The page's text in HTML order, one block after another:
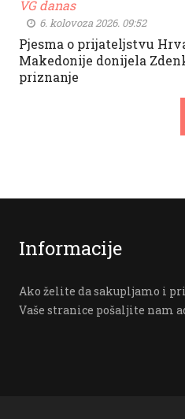
VG danas
6. kolovoza 2026. 09:52
Pjesma o prijateljstvu
Makedonije donijela
priznanje
Informacije
Ako želite da sakupljamo i
Vaše stranice pošaljite nam